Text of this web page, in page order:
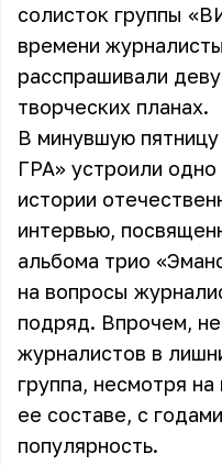
солисток группы
времени
расспрашивали
творческих планах.
В минувшую
ГРА» устроили
истории
интервью,
альбома трио
на вопросы
подряд. Впрочем,
журналистов в
группа, несмотря
ее составе, с
популярность.